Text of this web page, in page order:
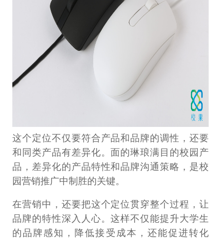
这个定位不仅要符合产品和品牌的调性，还要
和同类产品有差异化。面的琳琅满目的校园产
品，差异化的产品特性和品牌沟通策略，是校
园营销推广中制胜的关键。
在营销中，还要把这个定位贯穿整个过程，让
品牌的特性深入人心。这样不仅能提升大学生
的品牌感知，降低接受成本，还能促进转化